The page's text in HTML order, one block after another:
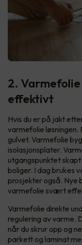
2.
effektivt
Hvis du er på jakt
varmefolie løsningen.
gulvet. Varmefolie
isolasjonsplater.
utgangspunktet
boliger. I dag brukes
prosjekter også. Nye
varmefolie svært
Varmefolie direkte
regulering av varme.
når du skrur opp og
parkett og laminat